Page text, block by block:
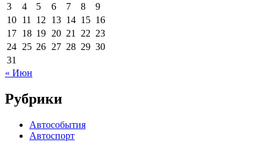
3
4 5 6 7 8
9
10 11 12 13 14 15 16
17 18 19 20 21 22 23
24 25 26 27 28 29 30
31
« Июн
Рубрики
Автособытия
Автоспорт